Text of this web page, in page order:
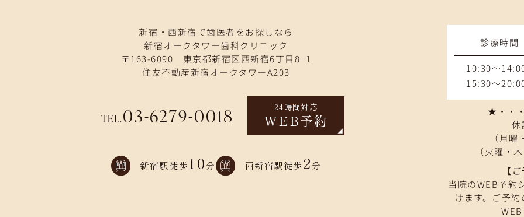
新宿・西新宿で歯医者をお探しなら
新宿オークタワー歯科クリニック
〒163-6090 東京都新宿区西新宿6丁目8−1
住友不動産新宿オークタワーA203
TEL.03-6279-0018 24時間対応
WEB予約
新宿駅徒歩 10分 西新宿駅徒歩 2分
診療時間
10:30～
15:30～
★・・
休
（月
（火曜・
【
当院のWEB予約
けます。ご予